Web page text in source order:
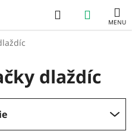
Hľadať
KOŠÍK
dlaždíc